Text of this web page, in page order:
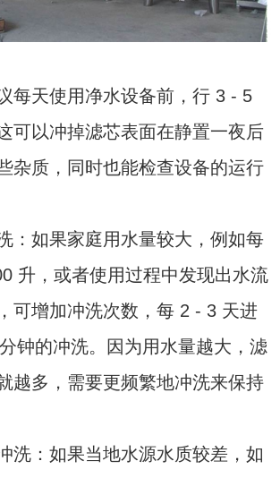
每天使用净水设备前，行 3 - 5
可以冲掉滤芯表面在静置一夜后
杂质，同时也能检查设备的运行
：如果家庭用水量较大，例如每
升，或者使用过程中发现出水流
可增加冲洗次数，每 2 - 3 天进
钟的冲洗。因为用水量越大，滤
越多，需要更频繁地冲洗来保持
洗：如果当地水源水质较差，如